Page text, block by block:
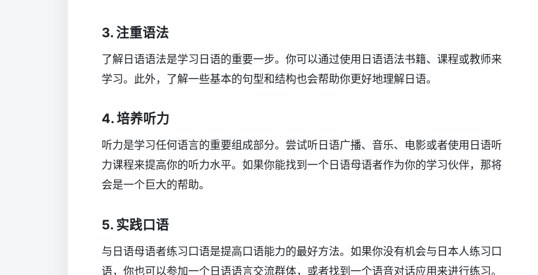
3. 注重语法
了解日语语法是学习日语的重要一步。你可以通过使用日语语法书籍、课程或教师来
学习。此外，了解一些基本的句型和结构也会帮助你更好地理解日语。
4. 培养听力
听力是学习任何语言的重要组成部分。尝试听日语广播、音乐、电影或者使用日语听
力课程来提高你的听力水平。如果你能找到一个日语母语者作为你的学习伙伴，那将
会是一个巨大的帮助。
5. 实践口语
与日语母语者练习口语是提高口语能力的最好方法。如果你没有机会与日本人练习口
语，你也可以参加一个日语语言交流群体，或者找到一个语音对话应用来进行练习。